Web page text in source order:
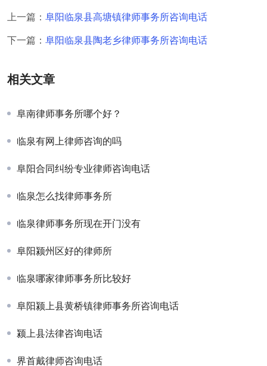
上一篇： 阜阳临泉县高塘镇律师事务所咨询电话
下一篇： 阜阳临泉县陶老乡律师事务所咨询电话
相关文章
阜南律师事务所哪个好？
临泉有网上律师咨询的吗
阜阳合同纠纷专业律师咨询电话
临泉怎么找律师事务所
临泉律师事务所现在开门没有
阜阳颍州区好的律师所
临泉哪家律师事务所比较好
阜阳颍上县黄桥镇律师事务所咨询电话
颍上县法律咨询电话
界首戴律师咨询电话